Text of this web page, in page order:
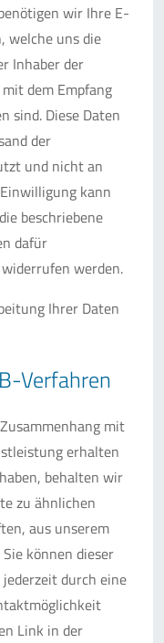
wir Ihre E-
welche uns die
Inhaber der
dem Empfang
sind. Diese Daten
der
und nicht an
kann
beschriebene
dafür
werden.
Ihrer Daten
Verfahren
mit
erhalten
behalten wir
zu ähnlichen
aus unserem
können dieser
durch eine
Link in der